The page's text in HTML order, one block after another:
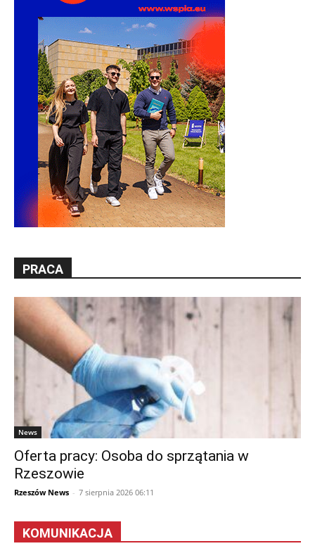
PRACA
News
Oferta pracy: Osoba do sprzątania w
Rzeszowie
Rzeszów News - 7 sierpnia 2026 06:11
KOMUNIKACJA